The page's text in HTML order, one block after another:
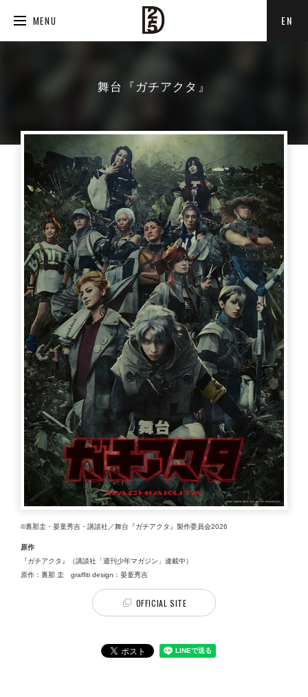
MENU EN
舞台『ガチアクタ』
©裏那圭・晏童秀吉・講談社／舞台『ガチアクタ』製作委員会2026
原作
『ガチアクタ』（講談社「週刊少年マガジン」連載中）
原作：裏那 圭 graffiti design：晏童秀吉
OFFICIAL SITE